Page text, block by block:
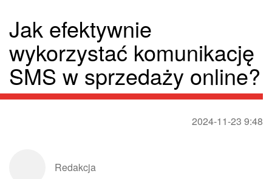
Jak efektywnie
wykorzystać komunikację
SMS w sprzedaży online?
2024-11-23 9:48
Redakcja